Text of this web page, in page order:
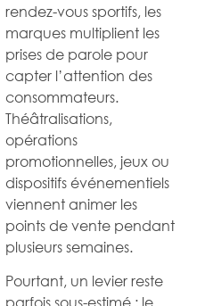
rendez-vous sportifs, les
marques multiplient les
prises de parole pour
capter l’attention des
consommateurs.
Théâtralisations,
opérations
promotionnelles, jeux ou
dispositifs événementiels
viennent animer les
points de vente pendant
plusieurs semaines.
Pourtant, un levier reste
parfois sous-estimé : le